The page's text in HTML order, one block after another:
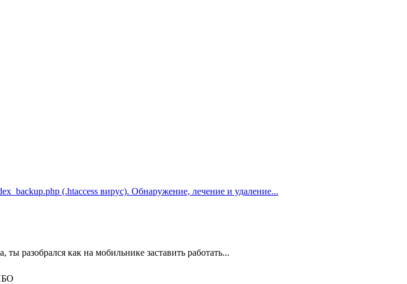
(.htaccess вируc). Обнаружение, лечение и удаление...
разобрался как на мобильнике заставить работать...